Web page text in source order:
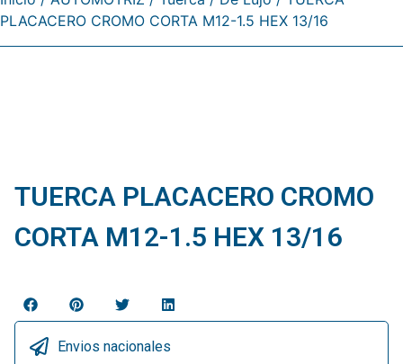
PLACACERO CROMO CORTA M12-1.5 HEX 13/16
TUERCA PLACACERO CROMO
CORTA M12-1.5 HEX 13/16
Envios nacionales